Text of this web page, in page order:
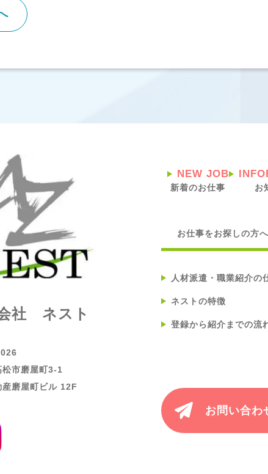
社 ネスト
松市磨屋町3-1
産磨屋町ビル 12F
NEW JOB
新着のお仕事 お
お仕事をお探しの方へ
人材派遣・職業紹介の
ネストの特徴
登録から紹介までの流
お問い合わ